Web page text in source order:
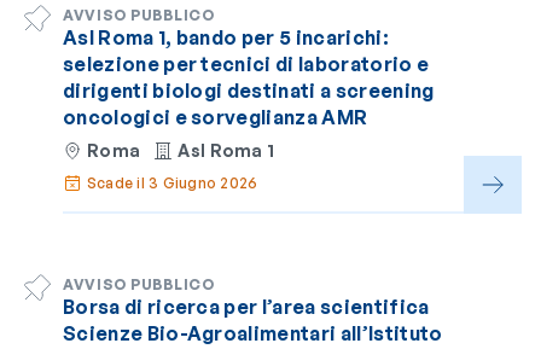
AVVISO PUBBLICO
Asl Roma 1, bando per 5 incarichi:
selezione per tecnici di laboratorio e
dirigenti biologi destinati a screening
oncologici e sorveglianza AMR
Roma Asl Roma 1
Scade il 3 Giugno 2026
AVVISO PUBBLICO
Borsa di ricerca per l’area scientifica
Scienze Bio-Agroalimentari all’Istituto